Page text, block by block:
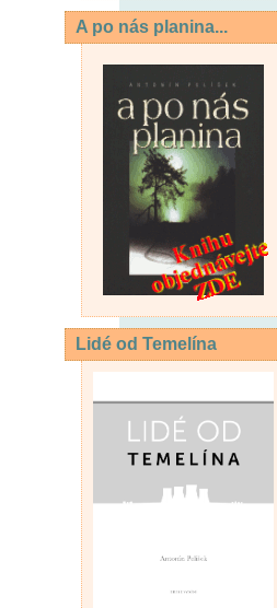
A po nás planina...
Lidé od Temelína